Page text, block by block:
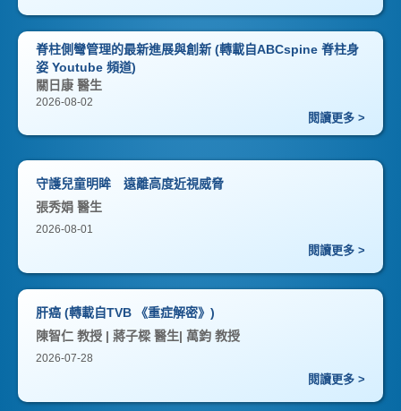
脊柱側彎管理的最新進展與創新 (轉載自ABCspine 脊柱身
姿 Youtube 頻道)
關日康 醫生
2026-08-02
閱讀更多 >
守護兒童明眸 遠離高度近視威脅
張秀娟 醫生
2026-08-01
閱讀更多 >
肝癌 (轉載自TVB 《重症解密》)
陳智仁 教授 | 蔣子樑 醫生| 萬鈞 教授
2026-07-28
閱讀更多 >